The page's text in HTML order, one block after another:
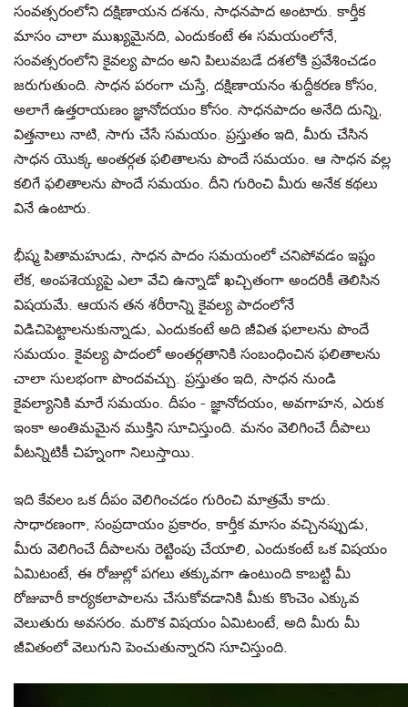
సంవత్సరంలోని దక్షిణాయన దశను, సాధనపాద అంటారు. కార్తీక
మాసం చాలా ముఖ్యమైనది, ఎందుకంటే ఈ సమయంలోనే,
సంవత్సరంలోని కైవల్య పాదం అని పిలువబడే దశలోకి ప్రవేశించడం
జరుగుతుంది. సాధన పరంగా చుస్తే, దక్షిణాయనం శుద్దీకరణ కోసం,
అలాగే ఉత్తరాయణం జ్ఞానోదయం కోసం. సాధనపాదం అనేది దున్ని,
విత్తనాలు నాటి, సాగు చేసే సమయం. ప్రస్తుతం ఇది, మీరు చేసిన
సాధన యొక్క అంతర్గత ఫలితాలను పొందే సమయం. ఆ సాధన వల్ల
కలిగే ఫలితాలను పొందే సమయం. దీని గురించి మీరు అనేక కథలు
వినే ఉంటారు.
భీష్మ పితామహుడు, సాధన పాదం సమయంలో చనిపోవడం ఇష్టం
లేక, అంపశెయ్యపై ఎలా వేచి ఉన్నాడో ఖచ్చితంగా అందరికీ తెలిసిన
విషయమే. ఆయన తన శరీరాన్ని కైవల్య పాదంలోనే
విడిచిపెట్టాలనుకున్నాడు, ఎందుకంటే అది జీవిత ఫలాలను పొందే
సమయం. కైవల్య పాదంలో అంతర్గతానికి సంబంధించిన ఫలితాలను
చాలా సులభంగా పొందవచ్చు. ప్రస్తుతం ఇది, సాధన నుండి
కైవల్యానికి మారే సమయం. దీపం - జ్ఞానోదయం, అవగాహన, ఎరుక
ఇంకా అంతిమమైన ముక్తిని సూచిస్తుంది. మనం వెలిగించే దీపాలు
వీటన్నిటికీ చిహ్నంగా నిలుస్తాయి.
ఇది కేవలం ఒక దీపం వెలిగించడం గురించి మాత్రమే కాదు.
సాధారణంగా, సంప్రదాయం ప్రకారం, కార్తీక మాసం వచ్చినప్పుడు,
మీరు వెలిగించే దీపాలను రెట్టింపు చేయాలి, ఎందుకంటే ఒక విషయం
ఏమిటంటే, ఈ రోజుల్లో పగలు తక్కువగా ఉంటుంది కాబట్టి మీ
రోజువారీ కార్యకలాపాలను చేసుకోవడానికి మీకు కొంచెం ఎక్కువ
వెలుతురు అవసరం. మరొక విషయం ఏమిటంటే, అది మీరు మీ
జీవితంలో వెలుగుని పెంచుతున్నారని సూచిస్తుంది.